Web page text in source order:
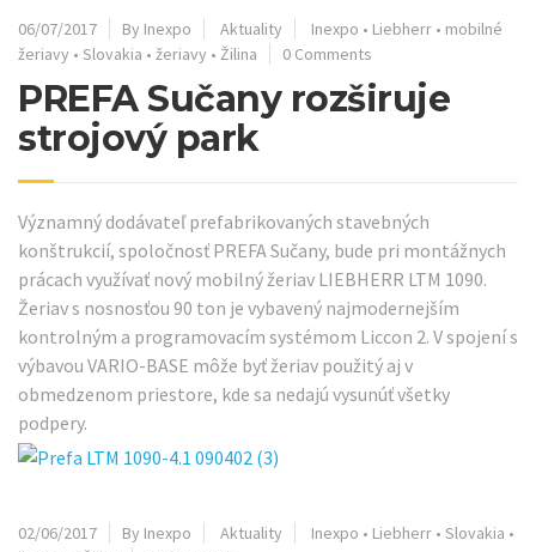
06/07/2017 By Inexpo Aktuality Inexpo • Liebherr • mobilné
žeriavy • Slovakia • žeriavy • Žilina 0 Comments
PREFA Sučany rozširuje
strojový park
Významný dodávateľ prefabrikovaných stavebných
konštrukcií, spoločnosť PREFA Sučany, bude pri montážnych
prácach využívať nový mobilný žeriav LIEBHERR LTM 1090.
Žeriav s nosnosťou 90 ton je vybavený najmodernejším
kontrolným a programovacím systémom Liccon 2. V spojení s
výbavou VARIO-BASE môže byť žeriav použitý aj v
obmedzenom priestore, kde sa nedajú vysunúť všetky
podpery.
02/06/2017 By Inexpo Aktuality Inexpo • Liebherr • Slovakia •